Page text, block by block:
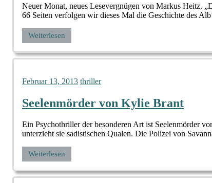
Neuer Monat, neues Lesevergnügen von Markus Heitz.
66 Seiten verfolgen wir dieses Mal die Geschichte des
Weiterlesen
Februar 13, 2013 thriller
Seelenmörder von Kylie Brant
Ein Psychothriller der besonderen Art ist Seelenmörder
unterzieht sie sadistischen Qualen. Die Polizei von
Weiterlesen